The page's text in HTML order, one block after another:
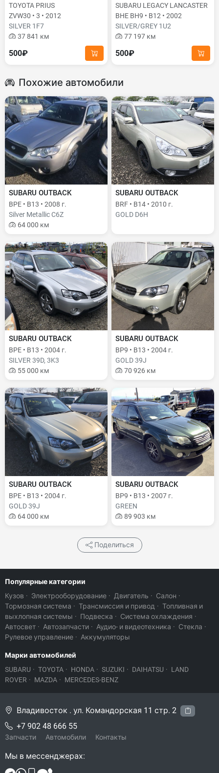
TOYOTA PRIUS
ZVW30 • 3 • 2012
SILVER 1F7
37 841 км
500₽
SUBARU LEGACY LANCASTER
BHE BH9 • B12 • 2002
SILVER/GREY 1U2
77 197 км
500₽
Похожие автомобили
SUBARU OUTBACK
BPE • B13 • 2008 г.
Silver Metallic C6Z
64 000 км
SUBARU OUTBACK
BRF • B14 • 2010 г.
GOLD D6H
SUBARU OUTBACK
BPE • B13 • 2004 г.
SILVER 39D, 3K3
55 000 км
SUBARU OUTBACK
BP9 • B13 • 2004 г.
GOLD 39J
70 926 км
SUBARU OUTBACK
BPE • B13 • 2004 г.
GOLD 39J
64 000 км
SUBARU OUTBACK
BP9 • B13 • 2007 г.
GREEN
89 903 км
Поделиться
Популярные категории
Кузов · Электрооборудование · Двигатель · Салон ·
Тормозная система · Трансмиссия и привод · Топливная и
выхлопная системы · Подвеска · Система охлаждения ·
Автосвет · Автозапчасти · Аудио- и видеотехника · Стекла ·
Рулевое управление · Аккумуляторы
Марки автомобилей
SUBARU · TOYOTA · HONDA · SUZUKI · DAIHATSU · LAND
ROVER · MAZDA · MERCEDES-BENZ
Владивосток . ул. Командорская 11 стр. 2
+7 902 48 666 55
Запчасти Автомобили Контакты
Мы в мессенджерах: